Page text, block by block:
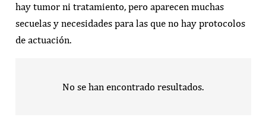
hay tumor ni tratamiento, pero aparecen muchas
secuelas y necesidades para las que no hay protocolos
de actuación.
No se han encontrado resultados.